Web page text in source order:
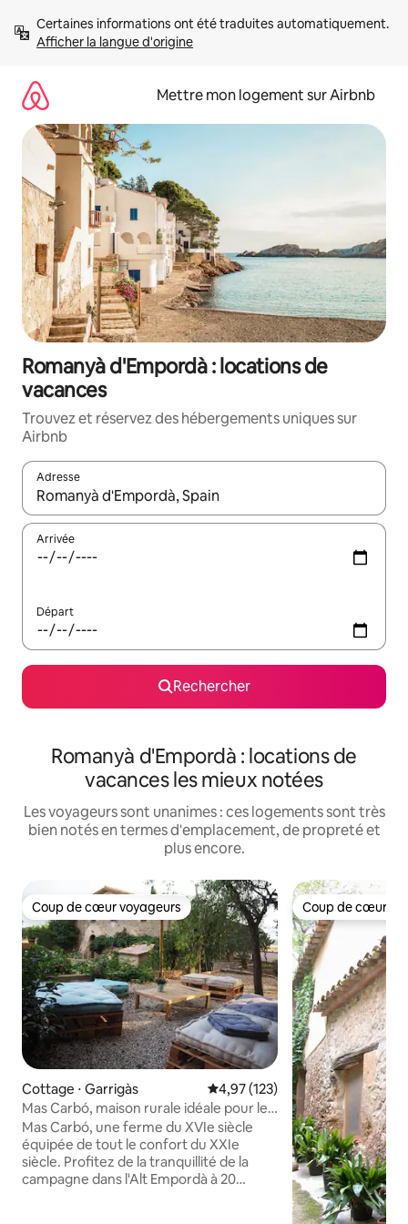
directement
Afficher la langue d'origine
Mettre mon logement sur Airbnb
Romanyà d'Empordà : locations de
vacances
Trouvez et réservez des hébergements uniques sur
Airbnb
Adresse
Lorsque les résultats s'affichent, utilisez les flèches vers le
Arrivée
Départ
Rechercher
Romanyà d'Empordà : locations de
vacances les mieux notées
Les voyageurs sont unanimes : ces logements sont très
bien notés en termes d'emplacement, de propreté et
plus encore.
Coup de cœur voyageurs
Coup de cœur voyageurs
Cottage ⋅ Garrigàs Évaluation moyenne sur la
4,97 (123)
Mas Carbó, maison rurale idéale pour les
groupes et les familles
Mas Carbó, une ferme du XVIe siècle
équipée de tout le confort du XXIe
siècle. Profitez de la tranquillité de la
campagne dans l'Alt Empordà à 20
Coup de cœur
Coup de cœur